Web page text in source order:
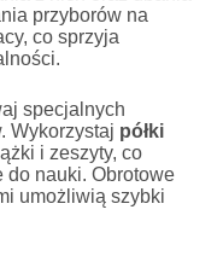
przyborów na
co sprzyja
specjalnych
Wykorzystaj półki
i zeszyty, co
do nauki. Obrotowe
umożliwią szybki